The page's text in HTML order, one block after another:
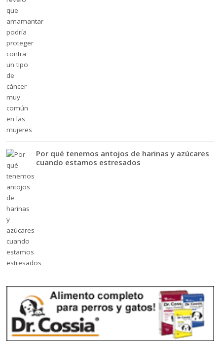
Por qué tenemos antojos de harinas y azúcares
cuando estamos estresados